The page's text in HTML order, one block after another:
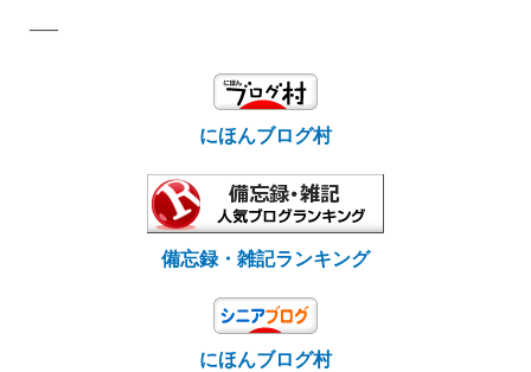
—–
にほんブログ村
備忘録・雑記ランキング
にほんブログ村